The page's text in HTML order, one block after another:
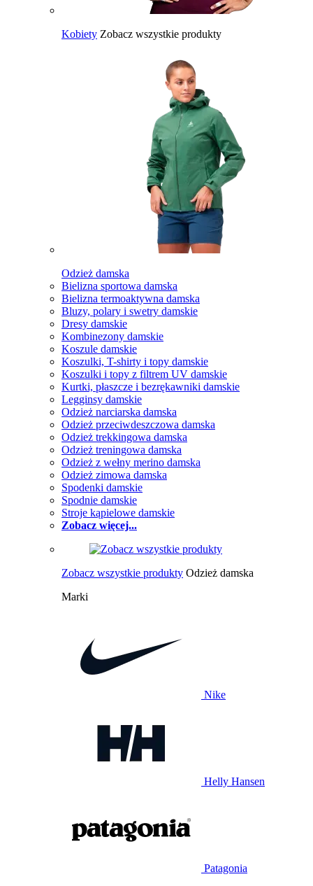
Kobiety Zobacz wszystkie produkty
Odzież damska
Bielizna sportowa damska
Bielizna termoaktywna damska
Bluzy, polary i swetry damskie
Dresy damskie
Kombinezony damskie
Koszule damskie
Koszulki, T-shirty i topy damskie
Koszulki i topy z filtrem UV damskie
Kurtki, płaszcze i bezrękawniki damskie
Legginsy damskie
Odzież narciarska damska
Odzież przeciwdeszczowa damska
Odzież trekkingowa damska
Odzież treningowa damska
Odzież z wełny merino damska
Odzież zimowa damska
Spodenki damskie
Spodnie damskie
Stroje kąpielowe damskie
Zobacz więcej...
Zobacz wszystkie produkty Odzież damska
Marki
Nike
Helly Hansen
Patagonia